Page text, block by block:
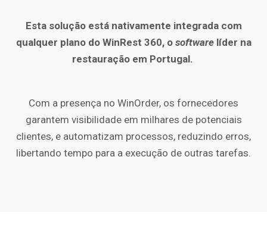
Esta solução está nativamente integrada com
qualquer plano do WinRest 360, o softwarelíder na
restauração em Portugal.
Com a presença no WinOrder, os fornecedores
garantem visibilidade em milhares de potenciais
clientes, e automatizam processos, reduzindo erros,
libertando tempo para a execução de outras tarefas.